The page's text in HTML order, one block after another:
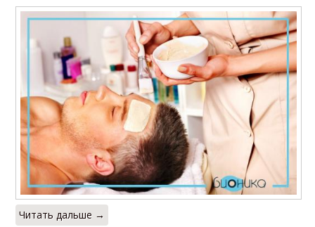
Читать дальше →